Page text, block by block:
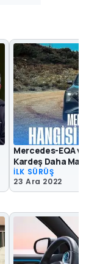
Mercedes-EQA
Kardeş Daha
İLK SÜRÜŞ
23 Ara 2022